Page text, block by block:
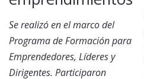
Se realizó en el marco del
Programa de Formación para
Emprendedores, Líderes y
Dirigentes. Participaron